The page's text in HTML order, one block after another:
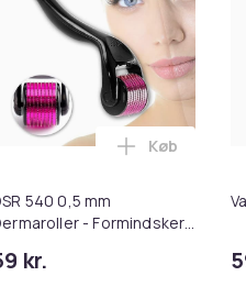
300ml i kurven
So Sweet Edt 50ml i kurven
540 0,5 mm
- Formindsker
kr.
Læg DSR
Køb